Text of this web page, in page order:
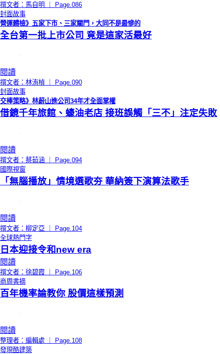
撰文者：馬自明 ｜ Page.086
封面故事
營運體檢》五家下市、三家關門，大同不是最慘的
全台第一批上市公司 竟是這家活最好
閱讀
撰文者：林洧楨 ｜ Page.090
封面故事
交棒策略》林蔚山進公司34年才全面掌權
借鏡千年旅館、蠔油老店 接班誤觸「三不」注定失敗
閱讀
撰文者：蔡茹涵 ｜ Page.094
國際視窗
「無腦播放」情境選歌夯 華納簽下演算法歌手
閱讀
撰文者：柳定亞 ｜ Page.104
全球熱門字
日本迎接令和new era
閱讀
撰文者：徐碧霞 ｜ Page.106
商周書摘
百年機率論教你 股價這樣預測
閱讀
整理者：編輯處 ｜ Page.108
發現酷建築